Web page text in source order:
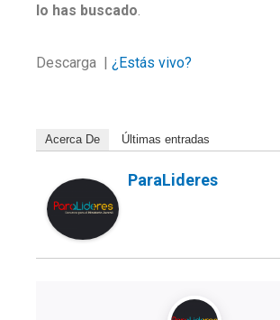
lo has buscado.
Descarga | ¿Estás vivo?
Acerca De Últimas entradas
ParaLideres